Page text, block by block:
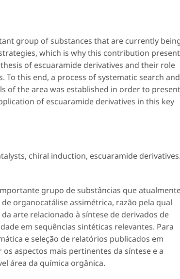
group of substances that are currently
which is why this contribution
of escuaramide derivatives and their role
this end, a process of systematic search and
of the area was established in order to present
of escuaramide derivatives in this key
, chiral induction, escuaramide derivatives.
grupo de substâncias que
organocatálise assimétrica, razão pela qual
arte relacionado à síntese de derivados de
em sequências sintéticas relevantes. Para
e seleção de relatórios publicados em
aspectos mais pertinentes da síntese e a
área da química orgânica.